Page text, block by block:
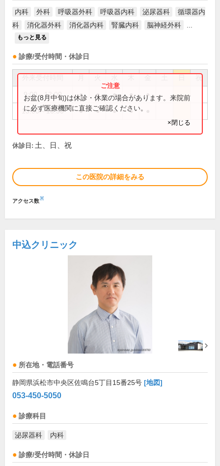
内科 外科 呼吸器外科 呼吸器内科 泌尿器科
循環器内
科
消化器外科 消化器内科 腎臓内科 脳神経外科
もっと見る
診療/受付時間・休診日
祝
9:00～12:00 ● ● ● ● ●
13:00～16:30 ● ● ● ●
お盆(8月中旬)は休診・休業の場合があります。来院前
に必ず医療機関に直接ご確認ください。
×閉じる
休診日: 土、日、祝
この医院の詳細をみる
アクセス数※
中込クリニック
所在地・電話番号
静岡県浜松市中央区佐鳴台5丁目15番25号 [地図]
053-450-5050
診療科目
泌尿器科 内科
診療/受付時間・休診日